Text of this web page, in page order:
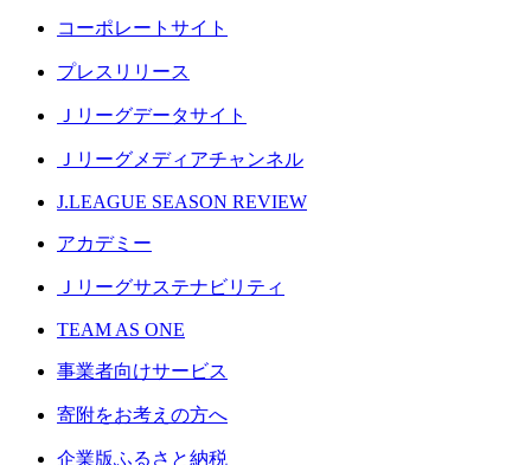
コーポレートサイト
プレスリリース
Ｊリーグデータサイト
Ｊリーグメディアチャンネル
J.LEAGUE SEASON REVIEW
アカデミー
Ｊリーグサステナビリティ
TEAM AS ONE
事業者向けサービス
寄附をお考えの方へ
企業版ふるさと納税